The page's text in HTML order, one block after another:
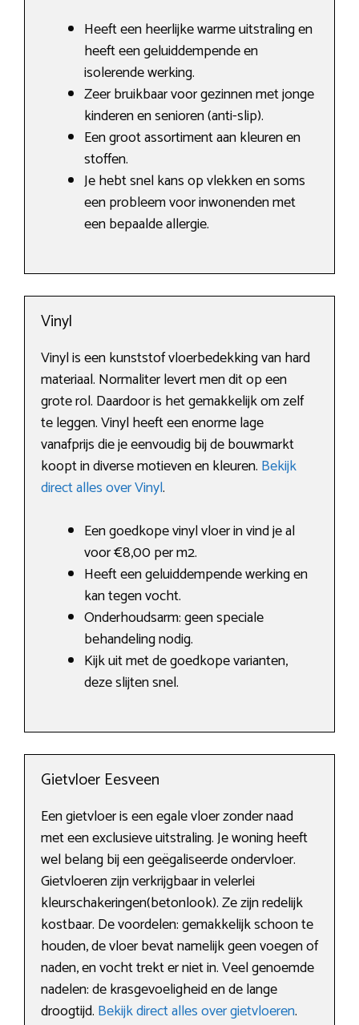
Heeft een heerlijke warme uitstraling en
heeft een geluiddempende en
isolerende werking.
Zeer bruikbaar voor gezinnen met jonge
kinderen en senioren (anti-slip).
Een groot assortiment aan kleuren en
stoffen.
Je hebt snel kans op vlekken en soms
een probleem voor inwonenden met
een bepaalde allergie.
Vinyl
Vinyl is een kunststof vloerbedekking van hard
materiaal. Normaliter levert men dit op een
grote rol. Daardoor is het gemakkelijk om zelf
te leggen. Vinyl heeft een enorme lage
vanafprijs die je eenvoudig bij de bouwmarkt
koopt in diverse motieven en kleuren. Bekijk
direct alles over Vinyl.
Een goedkope vinyl vloer in vind je al
voor €8,00 per m2.
Heeft een geluiddempende werking en
kan tegen vocht.
Onderhoudsarm: geen speciale
behandeling nodig.
Kijk uit met de goedkope varianten,
deze slijten snel.
Gietvloer Eesveen
Een gietvloer is een egale vloer zonder naad
met een exclusieve uitstraling. Je woning heeft
wel belang bij een geëgaliseerde ondervloer.
Gietvloeren zijn verkrijgbaar in velerlei
kleurschakeringen(betonlook). Ze zijn redelijk
kostbaar. De voordelen: gemakkelijk schoon te
houden, de vloer bevat namelijk geen voegen of
naden, en vocht trekt er niet in. Veel genoemde
nadelen: de krasgevoeligheid en de lange
droogtijd. Bekijk direct alles over gietvloeren.